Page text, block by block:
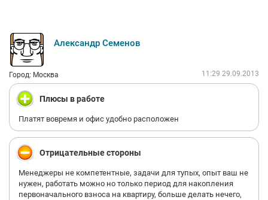
Александр Семенов
Город: Москва 11:29 29.09.2013
Плюсы в работе
Платят вовремя и офис удобно расположен
Отрицательные стороны
Менеджеры не компетентные, задачи для тупых, опыт ваш не
нужен, работать можно но только период для накопления
первоначального взноса на квартиру, больше делать нечего,